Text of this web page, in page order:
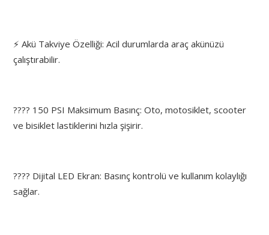
⚡ Akü Takviye Özelliği: Acil durumlarda araç akünüzü
çalıştırabilir.
???? 150 PSI Maksimum Basınç: Oto, motosiklet, scooter
ve bisiklet lastiklerini hızla şişirir.
???? Dijital LED Ekran: Basınç kontrolü ve kullanım kolaylığı
sağlar.